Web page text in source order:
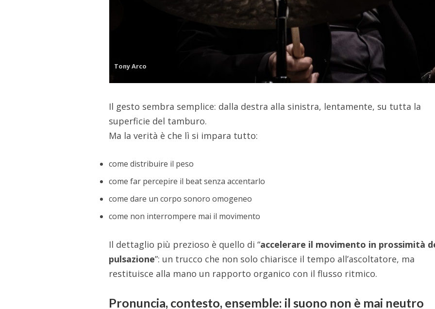
Tony Arco
Il gesto sembra semplice: dalla destra alla sinistra, lentamente, su tutta la
superficie del tamburo.
Ma la verità è che lì si impara tutto:
come distribuire il peso
come far percepire il beat senza accentarlo
come dare un corpo sonoro omogeneo
come non interrompere mai il movimento
Il dettaglio più prezioso è quello di “accelerare il movimento in prossimità
pulsazione”: un trucco che non solo chiarisce il tempo all’ascoltatore, ma
restituisce alla mano un rapporto organico con il flusso ritmico.
Pronuncia, contesto, ensemble: il suono non è mai neutro